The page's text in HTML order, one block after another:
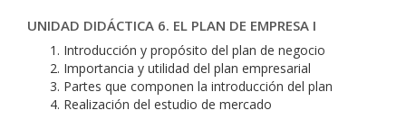
UNIDAD DIDÁCTICA 6. EL PLAN DE EMPRESA I
Introducción y propósito del plan de negocio
Importancia y utilidad del plan empresarial
Partes que componen la introducción del plan
Realización del estudio de mercado